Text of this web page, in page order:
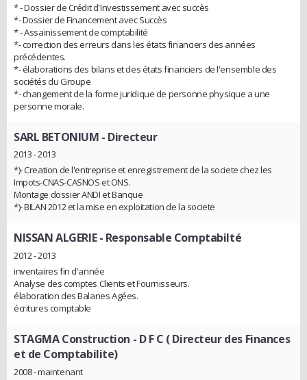
* - Dossier de Crédit d'Investissement avec succès
*- Dossier de Financement avec Succès
* - Assainissement de comptabilité
*- correction des erreurs dans les états financiers des années
précédentes.
*- élaborations des bilans et des états financiers de l'ensemble des
sociétés du Groupe
*- changement de la forme juridique de personne physique a une
personne morale.
SARL BETONIUM - Directeur
2013 - 2013
*)- Creation de l'entreprise et enregistrement de la societe chez les
Impots-CNAS-CASNOS et ONS.
Montage dossier ANDI et Banque
*)- BILAN 2012 et la mise en exploitation de la societe
NISSAN ALGERIE- Responsable Comptabilté
2012 - 2013
inventaires fin d'année
Analyse des comptes Clients et Fournisseurs.
élaboration des Balanes Agées.
écritures comptable
STAGMA Construction - D F C ( Directeur des Finances
et de Comptabilite)
2008 - maintenant